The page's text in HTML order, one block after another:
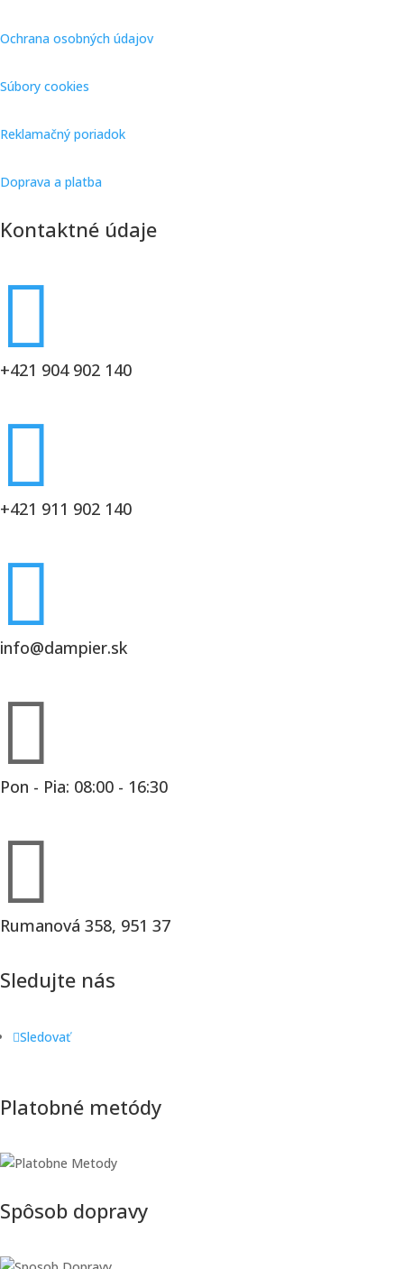
Ochrana osobných údajov
Súbory cookies
Reklamačný poriadok
Doprava a platba
Kontaktné údaje

+421 904 902 140

+421 911 902 140

info@dampier.sk

Pon - Pia: 08:00 - 16:30

Rumanová 358, 951 37
Sledujte nás
Sledovať
Platobné metódy
Spôsob dopravy